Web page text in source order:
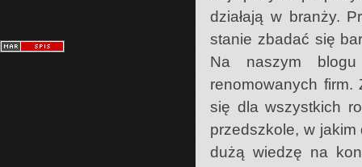
działają w branży.
stanie zbadać się
Na naszym blogu
renomowanych
się dla wszystkich
przedszkole, w jakim
dużą wiedzę na